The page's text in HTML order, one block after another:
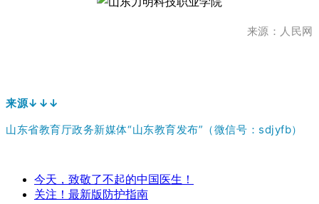
来源：人民网
来源↓↓↓
山东省教育厅政务新媒体“山东教育发布” （微信号：sdjyfb）
今天，致敬了不起的中国医生！
关注！最新版防护指南